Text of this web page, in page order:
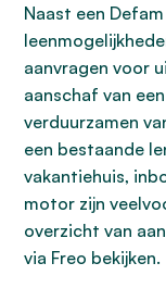
Naast een
aanvragen voor
aanschaf van
verduurzamen
een bestaande
vakantiehuis,
motor zijn
overzicht van
via Freo bekijken.